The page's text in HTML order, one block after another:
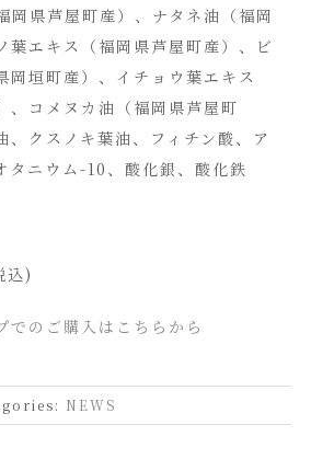
岡県芦屋町産）、ナタネ油（福岡
葉エキス（福岡県芦屋町産）、ビ
岡垣町産）、イチョウ葉エキス
、コメヌカ油（福岡県芦屋町
、クスノキ葉油、フィチン酸、ア
タニウム-10、酸化銀、酸化鉄
込)
でのご購入はこちらから
NEWS